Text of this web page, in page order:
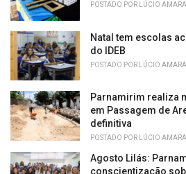
POSTADO POR LÚCIO
Natal tem escolas
do IDEB
POSTADO POR LÚCIO
Parnamirim realiza
em Passagem de
definitiva
POSTADO POR LÚCIO
Agosto Lilás:
conscientização